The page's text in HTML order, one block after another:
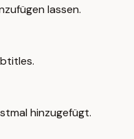
lassen.
hinzugefügt.